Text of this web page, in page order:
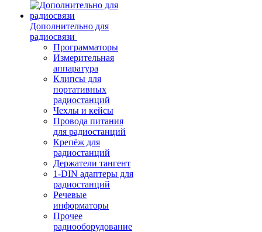
Дополнительно для
радиосвязи
Программаторы
Измерительная
аппаратура
Клипсы для
портативных
радиостанций
Чехлы и кейсы
Провода питания
для радиостанций
Крепёж для
радиостанций
Держатели тангент
1-DIN адаптеры для
радиостанций
Речевые
информаторы
Прочее
радиооборудование